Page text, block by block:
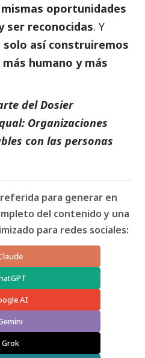
oportunidades
ser reconocidas. Y
solo así construiremos
humano y más
del Dosier
Organizaciones
con las personas
para generar en
del contenido y una
para redes sociales:
AI
Grok